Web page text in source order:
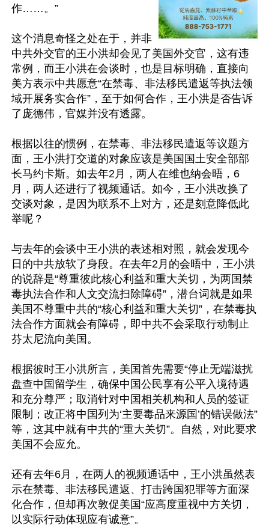
作……。”
这个消息奇怪之处在于，并非
中共外交官的王小洪却会见了美国外交官，这有违
常例，而王小洪在会谈时，也是目标明确，直接向
美方表示中共愿意“在禁毒、非法移民遣返等执法领
域开展务实合作”，至于如何合作，王小洪是否告诉
了庞德伟，官媒并没有透露。
根据以往的惯例，在禁毒、非法移民遣返等议题方
面，王小洪打交道的对象应该是美国国土安全部部
长马约卡斯。如去年2月，两人在维也纳会晤，6
月，两人还进行了视频通话。如今，王小洪改换了
交谈对象，是因为联系不上对方，还是刻意降低此
举呢？
与去年的会谈中王小洪的表述相对照，就会发现今
日的中共放软了身段。在去年2月的会晤中，王小洪
的说辞是“尊重彼此核心利益和重大关切，为两国禁
毒执法合作和人文交流扫除障碍”，潜台词就是如果
美国不尊重中共的“核心利益和重大关切”，在禁毒执
法合作方面就会有障碍，即中共不会采取行动制止
芬太尼流向美国。
根据彼时王小洪所言，美国首先需要“停止无端滋扰
盘查中国留学生，确保中国公民享有公平入境待遇
和充分尊严；取消针对中国相关机构和人员的签证
限制；改正将中国列为‘主要毒品来源国’的错误做法”
等，这其中就有中共的“重大关切”。自然，对此要求
美国不会应允。
还有去年6月，在两人的视频通话中，王小洪虽然表
示在禁毒、非法移民遣返、打击跨国犯罪等方面深
化合作，但却再次敦促美国“应高度重视中方关切，
以实际行动体现应有诚意”。